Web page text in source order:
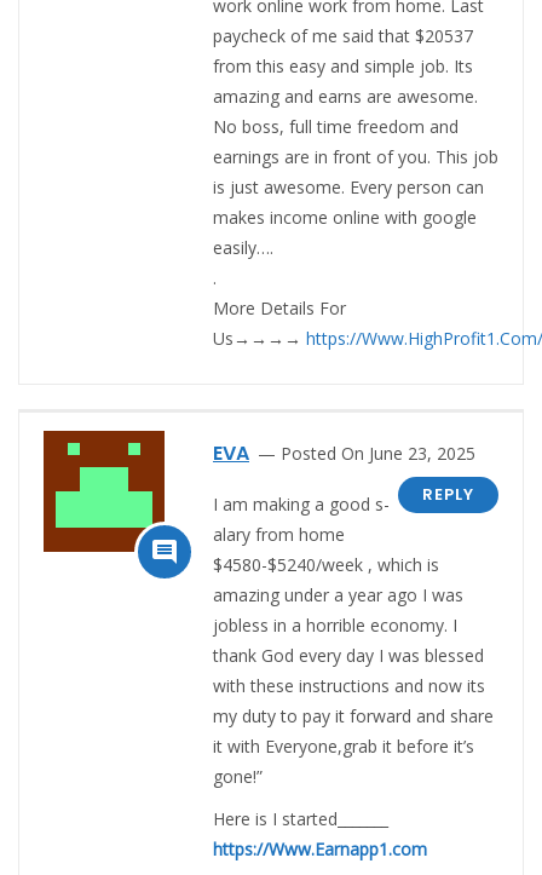
work online work from home. Last
paycheck of me said that $20537
from this easy and simple job. Its
amazing and earns are awesome.
No boss, full time freedom and
earnings are in front of you. This job
is just awesome. Every person can
makes income online with google
easily….
.
M­­­­­­o­­­­­­r­­­­­­e­ D­­­­­­e­­­­­­t­­­­­­a­­­­­­i­­­­­­l­­­­­­s For
Us→→→→ https://Www.HighProfit1.Com/

EVA
Posted On June 23, 2025
REPLY
I am making a good s­
al­ary from home
$4580-$5240/week , which is
amazing und­er a year ago I was
jobless in a horrible economy. I
thank God every day I was blessed
with these instructions and now its
my duty to pay it forward and share
it with Everyone,grab it before it’s
gone!”
Here is I started_______
https://Www.Earnapp1.com